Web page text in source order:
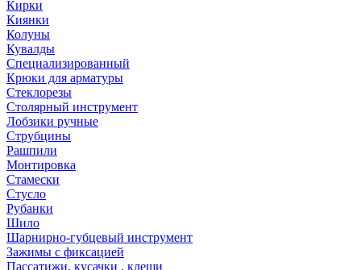
Кирки
Киянки
Колуны
Кувалды
Специализированный
Крюки для арматуры
Стеклорезы
Столярный инструмент
Лобзики ручные
Струбцины
Рашпили
Монтировка
Стамески
Стусло
Рубанки
Шило
Шарнирно-губцевый инструмент
Зажимы с фиксацией
Пассатижи, кусачки , клещи